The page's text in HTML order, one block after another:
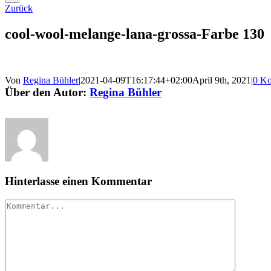
Zurück
cool-wool-melange-lana-grossa-Farbe 130
Von Regina Bühler|2021-04-09T16:17:44+02:00April 9th, 2021 |0
Über den Autor: Regina Bühler
Hinterlasse einen Kommentar
Kommentar